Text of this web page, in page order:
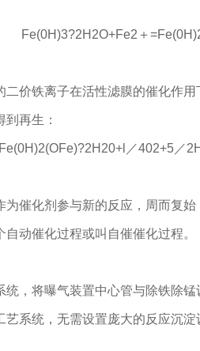
Fe(0H)3?2H2O+Fe2＋
二价铁离子在活性滤膜的催化作
再生：
Fe(0H)2(OFe)?2H20+l／402+5／
为催化剂参与新的反应，周而复
动催化过程或叫自催催化过程。
统，将曝气装置中心管与除铁除
艺系统，无需设置庞大的反应沉